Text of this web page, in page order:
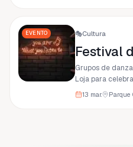
EVENTO 🎭Cultura
Grupos de
Loja para
13 mar. Parque